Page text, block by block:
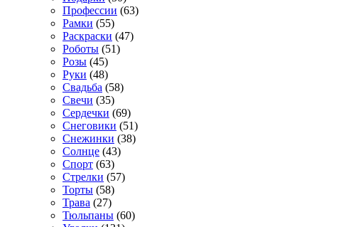
Профессии (63)
Рамки (55)
Раскраски (47)
Роботы (51)
Розы (45)
Руки (48)
Свадьба (58)
Свечи (35)
Сердечки (69)
Снеговики (51)
Снежинки (38)
Солнце (43)
Спорт (63)
Стрелки (57)
Торты (58)
Трава (27)
Тюльпаны (60)